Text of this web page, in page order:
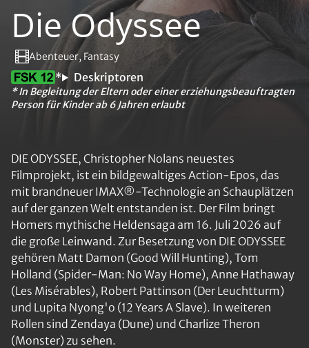
Die Odyssee
Abenteuer, Fantasy
* Deskriptoren
* In Begleitung der Eltern oder einer erziehungsbeauftragten
Person für Kinder ab 6 Jahren erlaubt
DIE ODYSSEE, Christopher Nolans neuestes
Filmprojekt, ist ein bildgewaltiges Action-Epos, das
mit brandneuer IMAX®-Technologie an Schauplätzen
auf der ganzen Welt entstanden ist. Der Film bringt
Homers mythische Heldensaga am 16. Juli 2026 auf
die große Leinwand. Zur Besetzung von DIE ODYSSEE
gehören Matt Damon (Good Will Hunting), Tom
Holland (Spider-Man: No Way Home), Anne Hathaway
(Les Misérables), Robert Pattinson (Der Leuchtturm)
und Lupita Nyong'o (12 Years A Slave). In weiteren
Rollen sind Zendaya (Dune) und Charlize Theron
(Monster) zu sehen.